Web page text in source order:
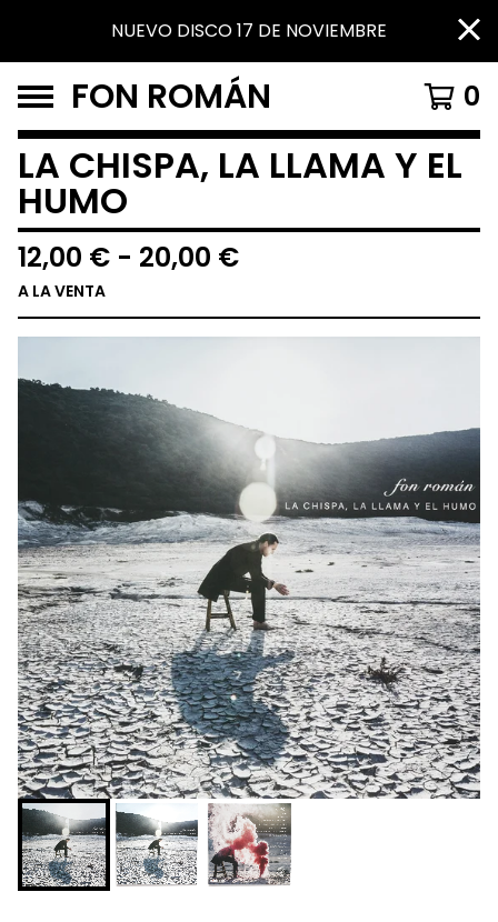
NUEVO DISCO 17 DE NOVIEMBRE
FON ROMÁN 0
LA CHISPA, LA LLAMA Y EL
HUMO
12,00 € - 20,00 €
A LA VENTA